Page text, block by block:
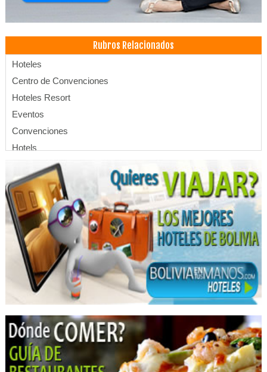
Rubros Relacionados
Hoteles
Centro de Convenciones
Hoteles Resort
Eventos
Convenciones
Hotels
Apart Hoteles
SPA
Salones de Eventos
Hospedajes
Hoteles Boutique
Hotelería